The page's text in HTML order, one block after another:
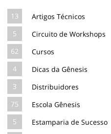
13
Artigos Técnicos
5
Circuito de Workshops
62
Cursos
4
Dicas da Gênesis
3
Distribuidores
75
Escola Gênesis
5
Estamparia de Sucesso